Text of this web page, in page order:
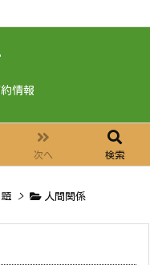
情報
次へ 検索
> 人間関係